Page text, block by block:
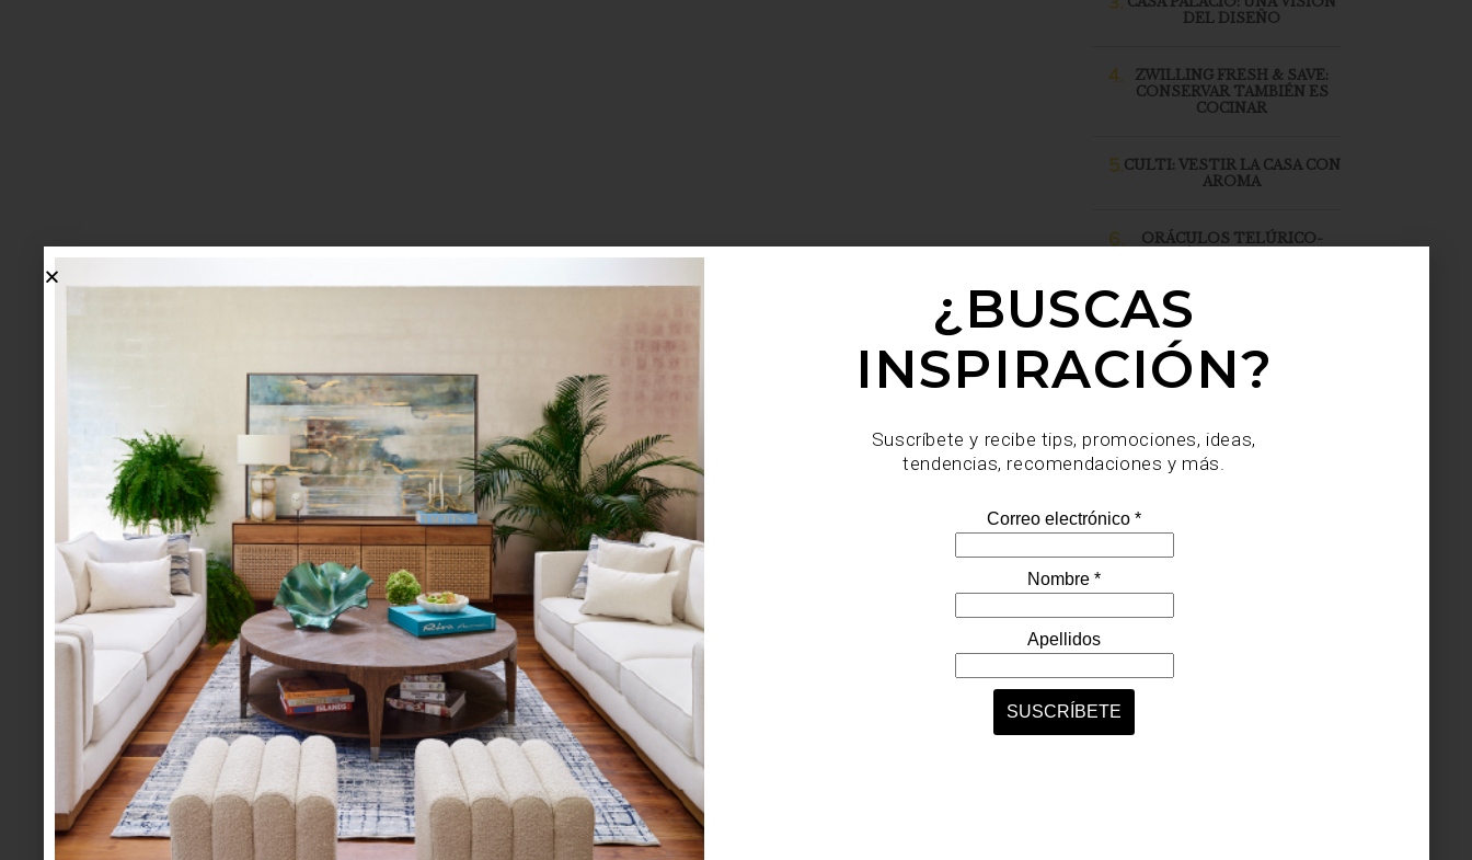
DEL DISEÑO
4.
ZWILLING FRESH & SAVE:
CONSERVAR TAMBIÉN ES
COCINAR
5.CULTI: VESTIR LA CASA CON
AROMA
6.
ORÁCULOS TELÚRICO-
A CASA PALACIO SANTA FE
lo más nuevo
1. BIENVENIDA, ZASH: UNA
NUEVA MANERA DE VIVIR
LA MESA LLEGA A CASA
PALACIO.
mesa y cocina
august 05 2026
¿BUSCAS
INSPIRACIÓN?
Suscríbete y recibe tips, promociones, ideas,
tendencias, recomendaciones y más.